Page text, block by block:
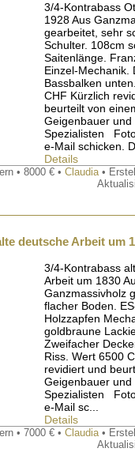
3/4-Kontrabass
1928 Aus
gearbeitet, sehr
Schulter. 108cm
Saitenlänge.
Einzel-Mechanik.
Bassbalken
CHF Kürzlich
beurteilt von
Geigenbauer und
Spezialisten
e-Mail schicken.
Details
• 8000 € • Claudia•
deutsche Arbeit um
3/4-Kontrabass
Arbeit um 1830
Ganzmassivholz
flacher Boden.
Holzzapfen
goldbraune
Zweifacher
Riss. Wert 6500
revidiert und
Geigenbauer und
Spezialisten
e-Mail sc...
Details
• 7000 € • Claudia •